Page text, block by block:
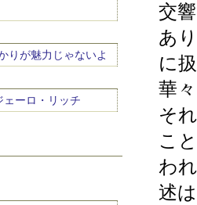
りが魅力じゃないよ
ーロ・リッチ
交
あ
に
華
そ
こ
わ
述